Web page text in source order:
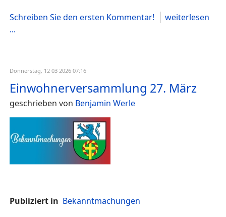
Schreiben Sie den ersten Kommentar!
weiterlesen
...
Donnerstag, 12 03 2026 07:16
Einwohnerversammlung 27. März
geschrieben von Benjamin Werle
Publiziert in Bekanntmachungen